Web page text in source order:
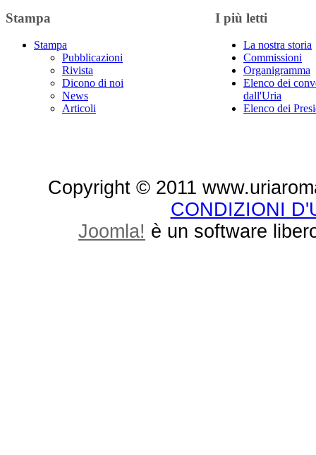
Stampa
Stampa
Pubblicazioni
Rivista
Dicono di noi
News
Articoli
I più letti
La nostra storia
Commissioni
Organigramma
Elenco dei
dall'Uria
Elenco dei
Copyright © 2011
CONDIZIONI
Joomla! è un software